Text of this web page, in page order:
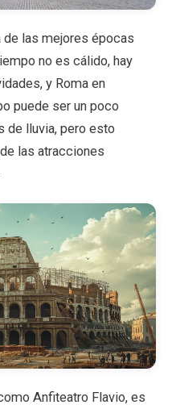
de las mejores épocas
no es cálido, hay
y Roma en
puede ser un poco
de lluvia, pero esto
las atracciones
Anfiteatro Flavio, es